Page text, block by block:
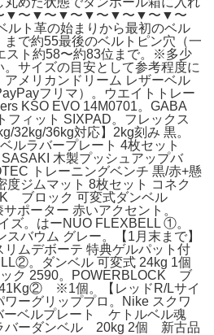
〜▼〜▼〜▼〜▼〜▼〜▼〜▼〜
ルト革の始まりから最初のベル
まで約55最後のベルトピン穴（一
スト約58〜約83位まで。※多少
サイズの目安として参考程度に
アメリカンドリーム レザーベル
フリマ）。ウエイトトレー
KSO EVO 14M0701。GABA
フィット SIXPAD。フレックス
32kg/36kg対応】2kg刻み 黒。
ルラバープレート 4枚セット
木製プッシュアップバ
トレーニングベンチ 黒/赤+懸
ジムマット 8枚セット コネク
ブロック 可変式ダンベル
ーター 赤いアクセント。
ズ。はーNUO FLEXBELL ①。
スバウム グレー。【1月末まで】
リムデボーテ 特典ゲルパット付
。ダンベル 可変式 24kg 1個
ク 2590。POWERBLOCK ブ
41Kg② ※1個。【レッドR/Lサイ
ーグリッププロ。Nike スクワ
ーベルプレート ケトルベル魂
ーダンベル 20kg 2個 新古品